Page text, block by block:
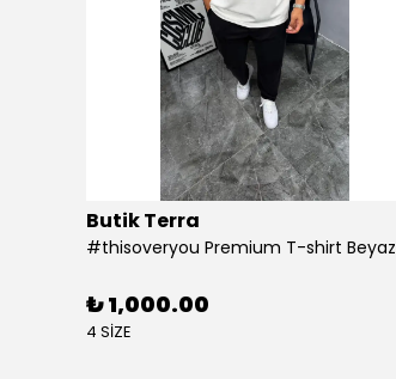
Butik Terra
#thisoveryou Premium T-shirt Beyaz
₺ 1,000.00
4 SİZE